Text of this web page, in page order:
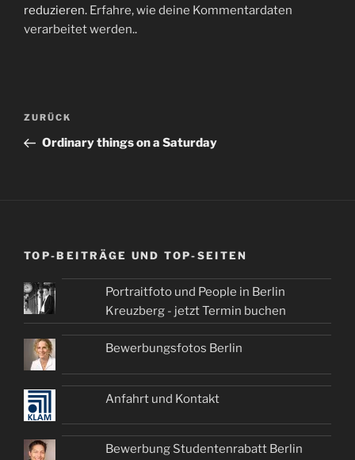
reduzieren. Erfahre, wie deine Kommentardaten
verarbeitet werden..
Beitragsnavigation
Vorheriger
Beitrag
ZURÜCK
Ordinary things on a Saturday
TOP-BEITRÄGE UND TOP-SEITEN
Portraitfoto und People in Berlin
Kreuzberg - jetzt Termin buchen
Bewerbungsfotos Berlin
Anfahrt und Kontakt
Bewerbung Studentenrabatt Berlin